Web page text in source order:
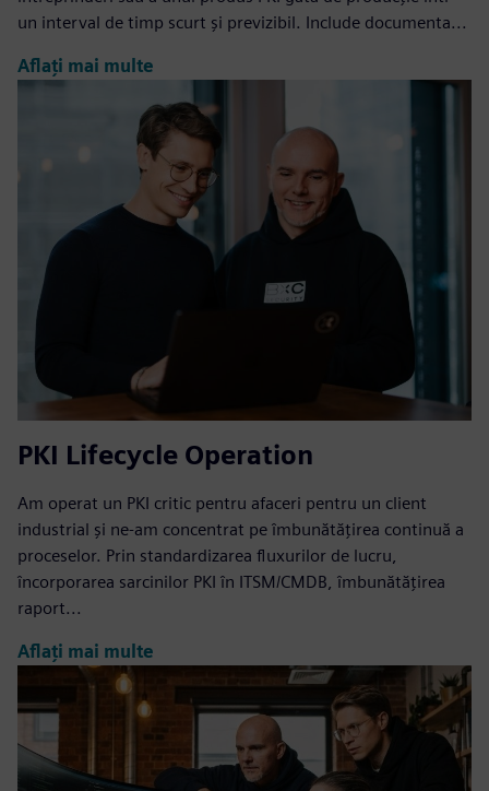
un interval de timp scurt și previzibil. Include documenta...
Aflați mai multe
PKI Lifecycle Operation
Am operat un PKI critic pentru afaceri pentru un client
industrial și ne-am concentrat pe îmbunătățirea continuă a
proceselor. Prin standardizarea fluxurilor de lucru,
încorporarea sarcinilor PKI în ITSM/CMDB, îmbunătățirea
raport...
Aflați mai multe